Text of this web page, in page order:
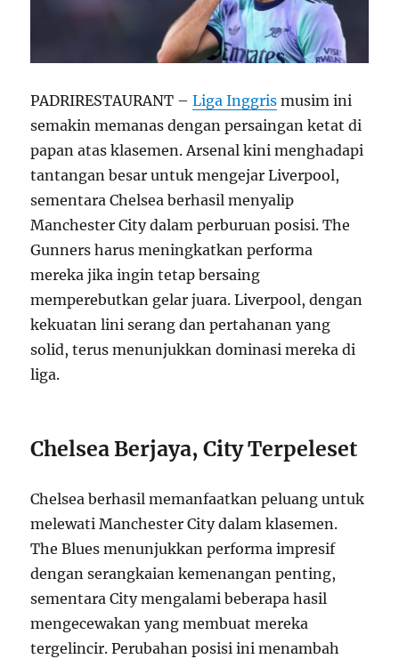
PADRIRESTAURANT –Liga Inggris musim ini
semakin memanas dengan persaingan ketat di
papan atas klasemen. Arsenal kini menghadapi
tantangan besar untuk mengejar Liverpool,
sementara Chelsea berhasil menyalip
Manchester City dalam perburuan posisi. The
Gunners harus meningkatkan performa
mereka jika ingin tetap bersaing
memperebutkan gelar juara. Liverpool, dengan
kekuatan lini serang dan pertahanan yang
solid, terus menunjukkan dominasi mereka di
liga.
Chelsea Berjaya, City Terpeleset
Chelsea berhasil memanfaatkan peluang untuk
melewati Manchester City dalam klasemen.
The Blues menunjukkan performa impresif
dengan serangkaian kemenangan penting,
sementara City mengalami beberapa hasil
mengecewakan yang membuat mereka
tergelincir. Perubahan posisi ini menambah